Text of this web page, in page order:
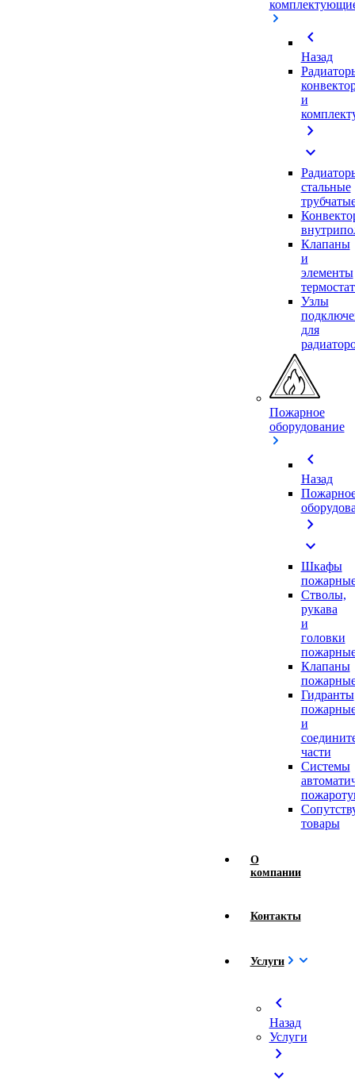
chevron_left
Назад
и
chevron_right
expand_more
стальные
Клапаны
и
элементы
Узлы
для
Пожарное
оборудование
chevron_left
Назад
chevron_right
expand_more
Шкафы
Стволы,
рукава
и
головки
Клапаны
Гидранты
и
части
Системы
товары
О
компании
Контакты
Услуги
chevron_left
Назад
Услуги
chevron_right
expand_more